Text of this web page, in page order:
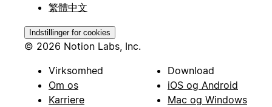
繁體中文
Indstillinger for cookies
© 2026 Notion Labs, Inc.
Virksomhed
Om os
Karriere
Download
iOS og Android
Mac og Windows